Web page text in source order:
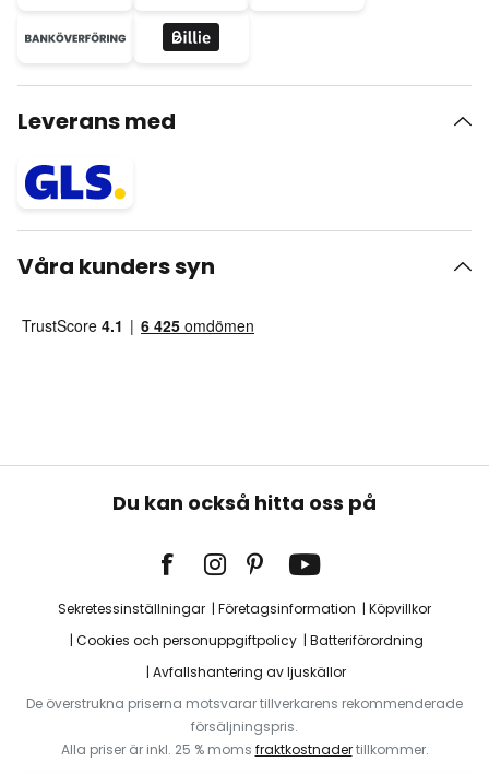
Leverans med
Våra kunders syn
Du kan också hitta oss på
Sekretessinställningar Företagsinformation
Köpvillkor
Cookies och personuppgiftpolicy
Batteriförordning
Avfallshantering av ljuskällor
De överstrukna priserna motsvarar tillverkarens rekommenderade
försäljningspris.
Alla priser är inkl. 25 % moms fraktkostnadertillkommer.